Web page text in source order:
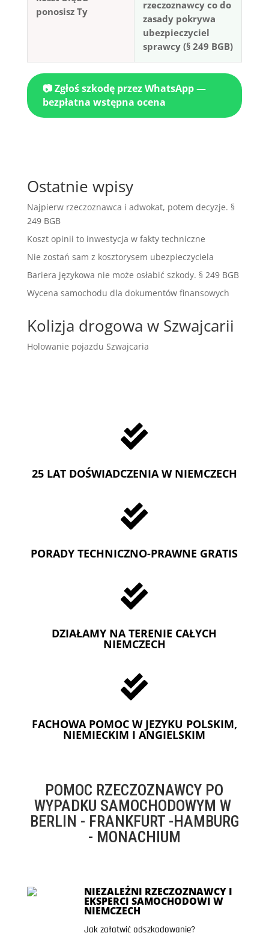
ponosisz Ty
rzeczoznawcy co do
zasady pokrywa
ubezpieczyciel
sprawcy (§ 249 BGB)
📷 Zgłoś szkodę przez WhatsApp —
bezpłatna wstępna ocena
Ostatnie wpisy
Najpierw rzeczoznawca i adwokat, potem decyzje. §
249 BGB
Koszt opinii to inwestycja w fakty techniczne
Nie zostań sam z kosztorysem ubezpieczyciela
Bariera językowa nie może osłabić szkody. § 249 BGB
Wycena samochodu dla dokumentów finansowych
Kolizja drogowa w Szwajcarii
Holowanie pojazdu Szwajcaria

25 LAT DOŚWIADCZENIA W NIEMCZECH

PORADY TECHNICZNO-PRAWNE GRATIS

DZIAŁAMY NA TERENIE CAŁYCH
NIEMCZECH

FACHOWA POMOC W JEZYKU POLSKIM,
NIEMIECKIM I ANGIELSKIM
POMOC RZECZOZNAWCY PO
WYPADKU SAMOCHODOWYM W
BERLIN - FRANKFURT -HAMBURG
- MONACHIUM
NIEZALEŻNI RZECZOZNAWCY I
EKSPERCI SAMOCHODOWI W
NIEMCZECH
Jak załatwić odszkodowanie?